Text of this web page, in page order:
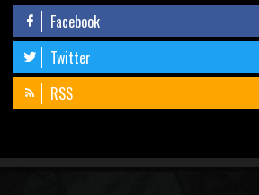
Facebook
Twitter
RSS